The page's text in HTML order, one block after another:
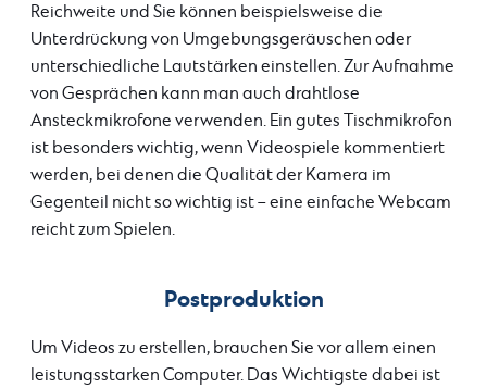
Reichweite und Sie können beispielsweise die
Unterdrückung von Umgebungsgeräuschen oder
unterschiedliche Lautstärken einstellen. Zur Aufnahme
von Gesprächen kann man auch drahtlose
Ansteckmikrofone verwenden. Ein gutes Tischmikrofon
ist besonders wichtig, wenn Videospiele kommentiert
werden, bei denen die Qualität der Kamera im
Gegenteil nicht so wichtig ist – eine einfache Webcam
reicht zum Spielen.
Postproduktion
Um Videos zu erstellen, brauchen Sie vor allem einen
leistungsstarken Computer. Das Wichtigste dabei ist